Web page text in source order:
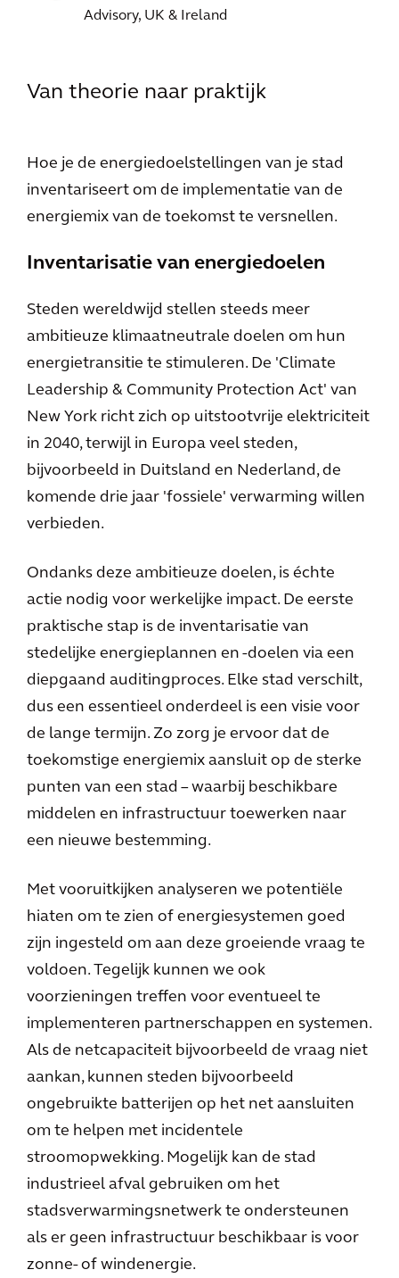
Advisory, UK & Ireland
Van theorie naar praktijk
Hoe je de energiedoelstellingen van je stad
inventariseert om de implementatie van de
energiemix van de toekomst te versnellen.
Inventarisatie van energiedoelen
Steden wereldwijd stellen steeds meer
ambitieuze klimaatneutrale doelen om hun
energietransitie te stimuleren. De 'Climate
Leadership & Community Protection Act' van
New York richt zich op uitstootvrije elektriciteit
in 2040, terwijl in Europa veel steden,
bijvoorbeeld in Duitsland en Nederland, de
komende drie jaar 'fossiele' verwarming willen
verbieden.
Ondanks deze ambitieuze doelen, is échte
actie nodig voor werkelijke impact. De eerste
praktische stap is de inventarisatie van
stedelijke energieplannen en -doelen via een
diepgaand auditingproces. Elke stad verschilt,
dus een essentieel onderdeel is een visie voor
de lange termijn. Zo zorg je ervoor dat de
toekomstige energiemix aansluit op de sterke
punten van een stad – waarbij beschikbare
middelen en infrastructuur toewerken naar
een nieuwe bestemming.
Met vooruitkijken analyseren we potentiële
hiaten om te zien of energiesystemen goed
zijn ingesteld om aan deze groeiende vraag te
voldoen. Tegelijk kunnen we ook
voorzieningen treffen voor eventueel te
implementeren partnerschappen en systemen.
Als de netcapaciteit bijvoorbeeld de vraag niet
aankan, kunnen steden bijvoorbeeld
ongebruikte batterijen op het net aansluiten
om te helpen met incidentele
stroomopwekking. Mogelijk kan de stad
industrieel afval gebruiken om het
stadsverwarmingsnetwerk te ondersteunen
als er geen infrastructuur beschikbaar is voor
zonne- of windenergie.